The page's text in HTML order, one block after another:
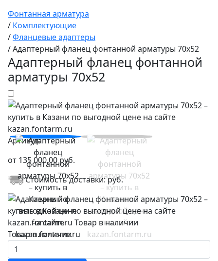
Фонтанная арматура
/ Комплектующие
/Фланцевые адаптеры
/Адаптерный фланец фонтанной арматуры 70x52
Адаптерный фланец фонтанной
арматуры 70x52
Артикул:
от 135 000,00руб.
Стоимость доставки:руб.
Товар в наличии